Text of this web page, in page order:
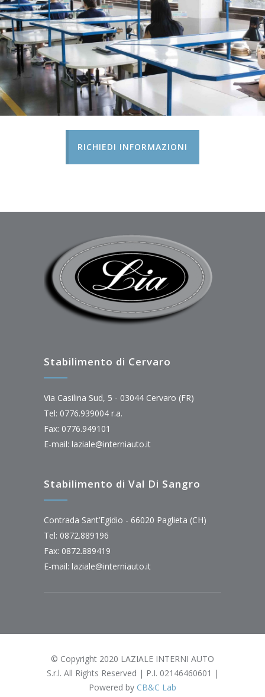
RICHIEDI INFORMAZIONI
Stabilimento di Cervaro
Via Casilina Sud, 5 - 03044 Cervaro (FR)
Tel: 0776.939004 r.a.
Fax: 0776.949101
E-mail: laziale@interniauto.it
Stabilimento di Val Di Sangro
Contrada Sant’Egidio - 66020 Paglieta (CH)
Tel: 0872.889196
Fax: 0872.889419
E-mail: laziale@interniauto.it
© Copyright 2020 LAZIALE INTERNI AUTO
S.r.l. All Rights Reserved | P.I. 02146460601 |
Powered by CB&C Lab